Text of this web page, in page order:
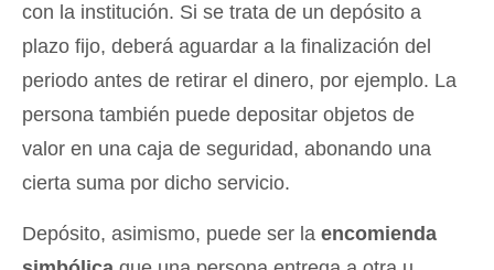
con la institución. Si se trata de un depósito a
plazo fijo, deberá aguardar a la finalización del
periodo antes de retirar el dinero, por ejemplo. La
persona también puede depositar objetos de
valor en una caja de seguridad, abonando una
cierta suma por dicho servicio.
Depósito, asimismo, puede ser la encomienda